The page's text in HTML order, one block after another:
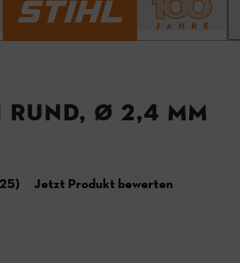
Ø 2,4 mm
Jetzt Produkt bewerten